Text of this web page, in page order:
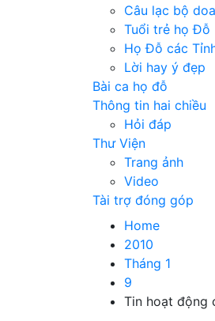
Câu lạc bộ
Tuổi trẻ họ Đỗ
Họ Đỗ các
Lời hay ý đẹp
Bài ca họ đỗ
Thông tin hai chiều
Hỏi đáp
Thư Viện
Trang ảnh
Video
Tài trợ đóng góp
Home
2010
Tháng 1
9
Tin hoạt động